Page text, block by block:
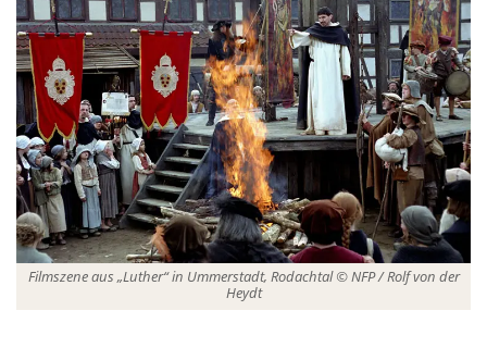
Filmszene aus „Luther“ in Ummerstadt, Rodachtal © NFP / Rolf von der
Heydt